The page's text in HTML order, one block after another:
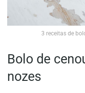
3 receitas de
Bolo de
nozes